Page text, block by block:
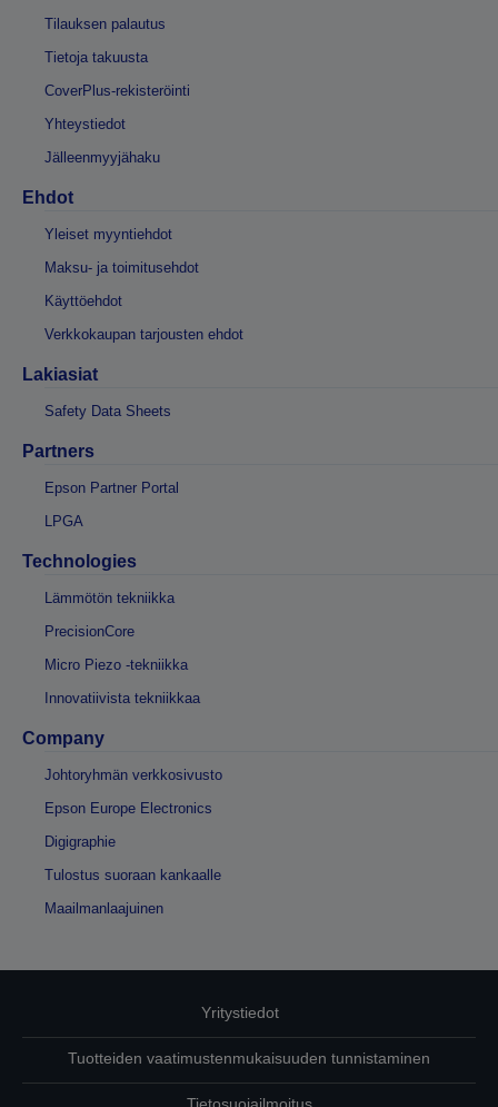
Tilauksen palautus
Tietoja takuusta
CoverPlus-rekisteröinti
Yhteystiedot
Jälleenmyyjähaku
Ehdot
Yleiset myyntiehdot
Maksu- ja toimitusehdot
Käyttöehdot
Verkkokaupan tarjousten ehdot
Lakiasiat
Safety Data Sheets
Partners
Epson Partner Portal
LPGA
Technologies
Lämmötön tekniikka
PrecisionCore
Micro Piezo -tekniikka
Innovatiivista tekniikkaa
Company
Johtoryhmän verkkosivusto
Epson Europe Electronics
Digigraphie
Tulostus suoraan kankaalle
Maailmanlaajuinen
Yritystiedot
Tuotteiden vaatimustenmukaisuuden tunnistaminen
Tietosuojailmoitus